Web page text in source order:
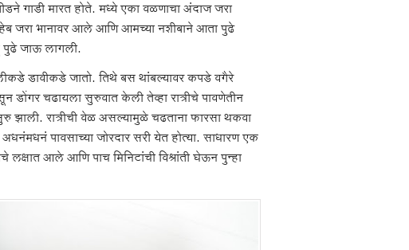
गाडी मारत होते. मध्ये एका वळणाचा अंदाज जरा
जरा भानावर आले आणि आमच्या नशीबाने आता पुढे
पुढे जाऊ लागली.
डावीकडे जातो. तिथे बस थांबल्यावर कपडे वगैरे
चढायला सुरुवात केली तेव्हा रात्रीचे पावणेतीन
झाली. रात्रीची वेळ असल्यामुळे चढताना फारसा थकवा
पावसाच्या जोरदार सरी येत होत्या. साधारण एक
आले आणि पाच मिनिटांची विश्रांती घेऊन पुन्हा